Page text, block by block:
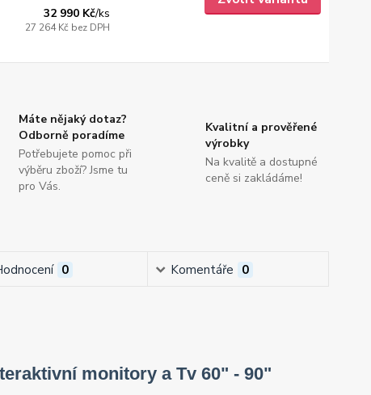
32 990 Kč/ks
27 264 Kč bez DPH
Máte nějaký dotaz?
Odborně poradíme
Potřebujete pomoc při
výběru zboží? Jsme tu
pro Vás.
Kvalitní a prověřené
výrobky
Na kvalitě a dostupné
ceně si zakládáme!
0 Komentáře 0
monitory a Tv 60" - 90"